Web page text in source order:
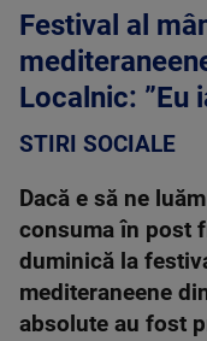
Festival al
Localnic: ”Eu
STIRI SOCIALE
Dacă e să ne
consuma în post
duminică la
mediteraneene
absolute au fost